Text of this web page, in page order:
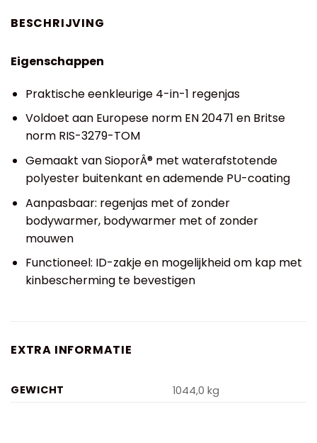
BESCHRIJVING
Eigenschappen
Praktische eenkleurige 4-in-1 regenjas
Voldoet aan Europese norm EN 20471 en Britse
norm RIS-3279-TOM
Gemaakt van SioporÂ® met waterafstotende
polyester buitenkant en ademende PU-coating
Aanpasbaar: regenjas met of zonder
bodywarmer, bodywarmer met of zonder
mouwen
Functioneel: ID-zakje en mogelijkheid om kap met
kinbescherming te bevestigen
EXTRA INFORMATIE
GEWICHT 1044,0 kg